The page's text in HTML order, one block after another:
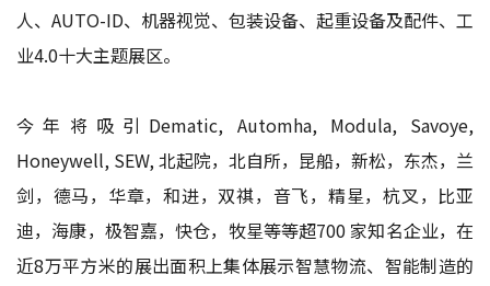
人、AUTO-ID、机器视觉、包装设备、起重设备及配件、工
业4.0十大主题展区。
今年将吸引Dematic, Automha, Modula, Savoye,
Honeywell, SEW, 北起院，北自所，昆船，新松，东杰，兰
剑，德马，华章，和进，双祺，音飞，精星，杭叉，比亚
迪，海康，极智嘉，快仓，牧星等等超700 家知名企业，在
近8万平方米的展出面积上集体展示智慧物流、智能制造的